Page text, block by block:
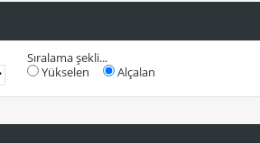
Sıralama şekli...
Yükselen
Alçalan